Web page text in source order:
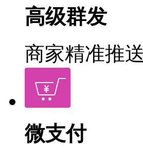
高级群发
商家精准推
微支付